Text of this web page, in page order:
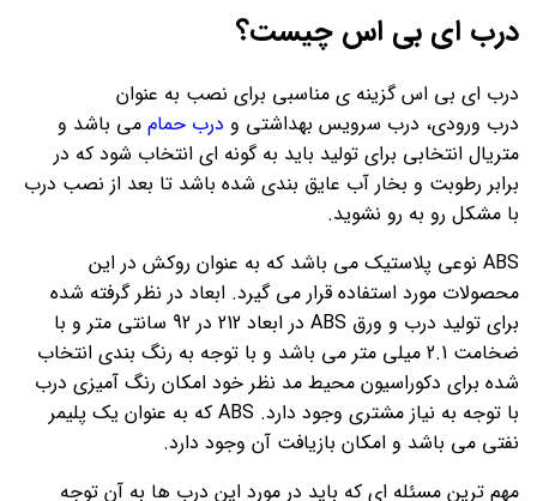
درب ای بی اس چیست؟
درب ای بی اس گزینه ی مناسبی برای نصب به عنوان
درب ورودی، درب سرویس بهداشتی و درب حمام می باشد و
متریال انتخابی برای تولید باید به گونه ای انتخاب شود که در
برابر رطوبت و بخار آب عایق بندی شده باشد تا بعد از نصب درب
با مشکل رو به رو نشوید.
ABS نوعی پلاستیک می باشد که به عنوان روکش در این
محصولات مورد استفاده قرار می گیرد. ابعاد در نظر گرفته شده
برای تولید درب و ورق ABS در ابعاد 212 در 92 سانتی متر و با
ضخامت 2.1 میلی متر می باشد و با توجه به رنگ بندی انتخاب
شده برای دکوراسیون محیط مد نظر خود امکان رنگ آمیزی درب
با توجه به نیاز مشتری وجود دارد. ABS که به عنوان یک پلیمر
نفتی می باشد و امکان بازیافت آن وجود دارد.
مهم ترین مسئله ای که باید در مورد این درب ها به آن توجه